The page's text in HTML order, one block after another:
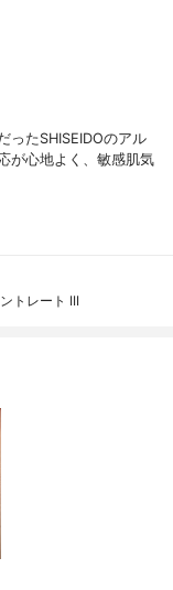
ったSHISEIDOのアル
が心地よく、敏感肌気
トレート III